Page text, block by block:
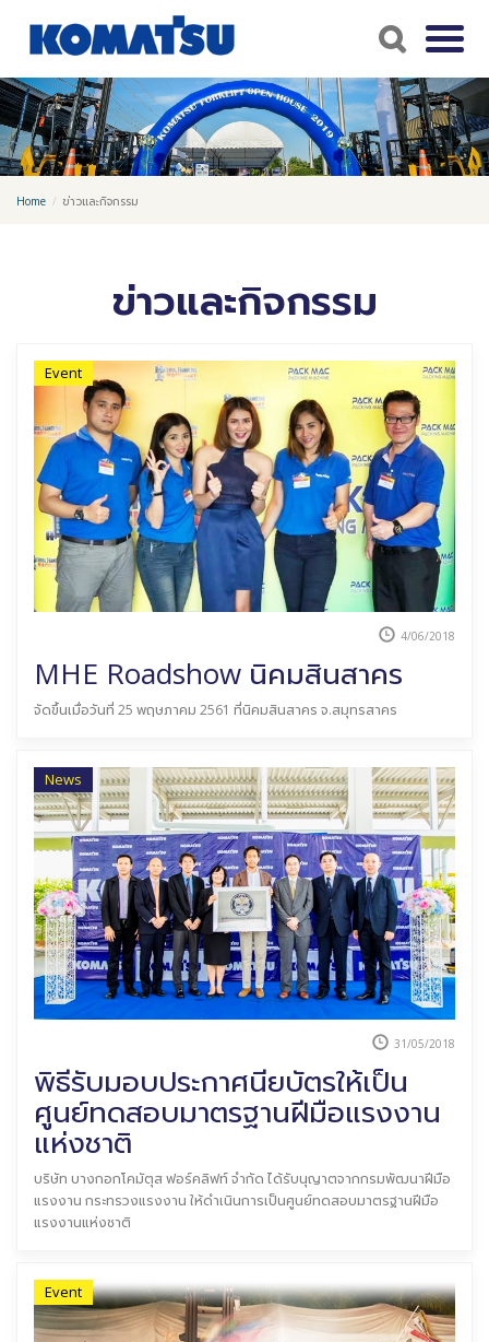
Home ข่าวและกิจกรรม
ข่าวและกิจกรรม
Event
4/06/2018
MHE Roadshow นิคมสินสาคร
จัดขึ้นเมื่อวันที่ 25 พฤษภาคม 2561 ที่นิคมสินสาคร จ.สมุทรสาคร
News
31/05/2018
พิธีรับมอบประกาศนียบัตรให้เป็น
ศูนย์ทดสอบมาตรฐานฝีมือแรงงาน
แห่งชาติ
บริษัท บางกอกโคมัตุส ฟอร์คลิฟท์ จำกัด ได้รับนุญาตจากกรมพัฒนาฝีมือ
แรงงาน กระทรวงแรงงาน ให้ดำเนินการเป็นศูนย์ทดสอบมาตรฐานฝีมือ
แรงงานแห่งชาติ
Event